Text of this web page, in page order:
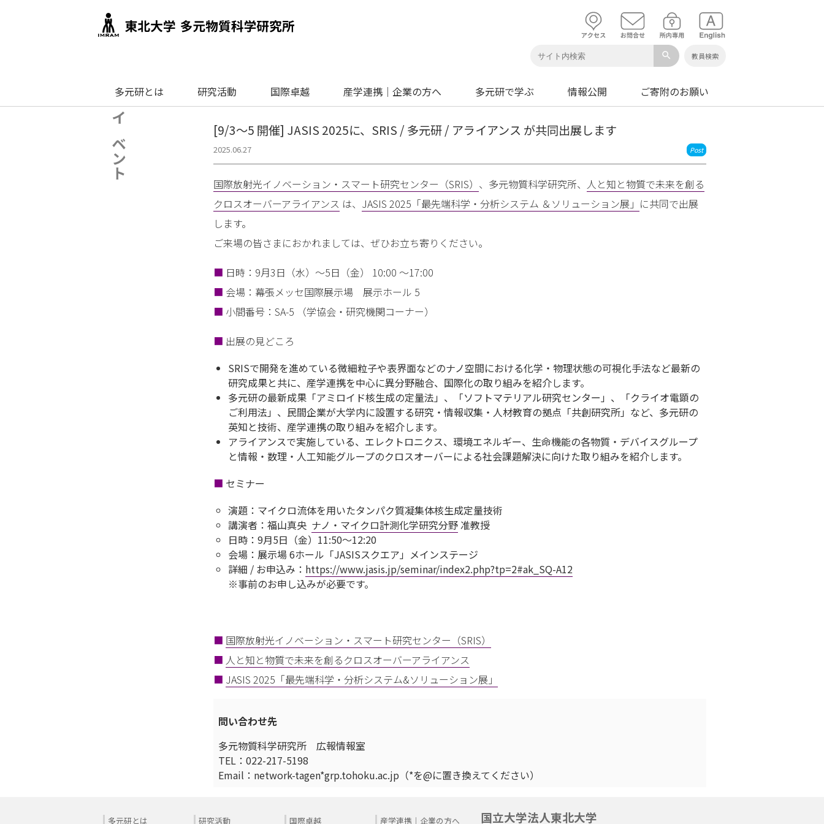
search 教員検索
多元研とは 研究活動 国際卓越 産学連携｜企業の方へ 多元研で学ぶ 情報公開 ご寄附のお願い
イベント [9/3～5 開催] JASIS 2025に、SRIS / 多元研 / アライアンス が共同出展します
2025.06.27 Post
国際放射光イノベーション・スマート研究センター（SRIS） 、多元物質科学研究所、 人と知と物質で未来を創る
クロスオーバーアライアンス は、 JASIS 2025「最先端科学・分析システム ＆ソリューション展」 に共同で出展
します。
ご来場の皆さまにおかれましては、ぜひお立ち寄りください。
■ 日時：9月3日（水）～5日（金） 10:00 ～17:00
■ 会場：幕張メッセ国際展示場 展示ホール 5
■ 小間番号：SA-5 （学協会・研究機関コーナー）
■ 出展の見どころ
SRISで開発を進めている微細粒子や表界面などのナノ空間における化学・物理状態の可視化手法など最新の
研究成果と共に、産学連携を中心に異分野融合、国際化の取り組みを紹介します。
多元研の最新成果「アミロイド核生成の定量法」、「ソフトマテリアル研究センター」、「クライオ電顕の
ご利用法」、民間企業が大学内に設置する研究・情報収集・人材教育の拠点「共創研究所」など、多元研の
英知と技術、産学連携の取り組みを紹介します。
アライアンスで実施している、エレクトロニクス、環境エネルギー、生命機能の各物質・デバイスグループ
と情報・数理・人工知能グループのクロスオーバーによる社会課題解決に向けた取り組みを紹介します。
■ セミナー
演題：マイクロ流体を用いたタンパク質凝集体核生成定量技術
講演者：福山真央 ナノ・マイクロ計測化学研究分野准教授
日時：9月5日（金）11:50～12:20
会場：展示場 6ホール「JASISスクエア」メインステージ
詳細 / お申込み： https://www.jasis.jp/seminar/index2.php?tp=2#ak_SQ-A12
※事前のお申し込みが必要です。
■ 国際放射光イノベーション・スマート研究センター（SRIS）
■ 人と知と物質で未来を創るクロスオーバーアライアンス
■ JASIS 2025「最先端科学・分析システム&ソリューション展」
問い合わせ先
多元物質科学研究所 広報情報室
TEL：022-217-5198
Email：network-tagen*grp.tohoku.ac.jp（*を@に置き換えてください）
多元研とは 研究活動 国際卓越 産学連携｜企業の方へ 国立大学法人東北大学